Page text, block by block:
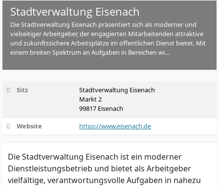
Stadtverwaltung Eisenach
Die Stadtverwaltung Eisenach präsentiert sich als moderner und
vielseitiger Arbeitgeber, der engagierten Mitarbeitenden attraktive
und zukunftssichere Arbeitsplätze im öffentlichen Dienst bietet. Mit
einem breiten Spektrum an Aufgaben in Bereichen wi…
Sitz
Stadtverwaltung Eisenach
Markt 2
99817 Eisenach
Website
https://www.eisenach.de
Die Stadtverwaltung Eisenach ist ein moderner
Dienstleistungsbetrieb und bietet als Arbeitgeber
vielfältige, verantwortungsvolle Aufgaben in nahezu